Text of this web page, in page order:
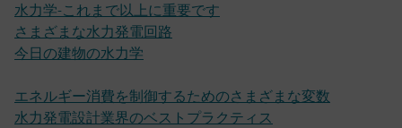
水力学-これまで以上に重要です
さまざまな水力発電回路
今日の建物の水力学
エネルギー消費を制御するためのさまざまな変数
水力発電設計業界のベストプラクティス